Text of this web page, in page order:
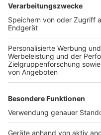
dann noch
Einsatzleitung.
Anzeige
Anzeige